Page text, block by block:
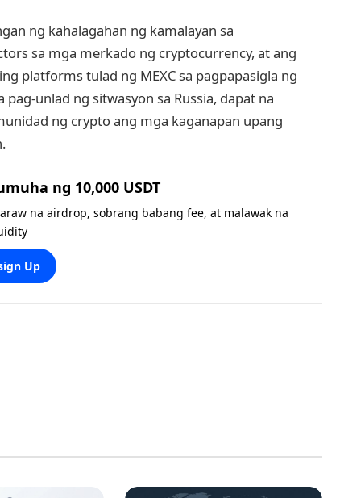
ng kahalagahan ng kamalayan sa
sa mga merkado ng cryptocurrency, at ang
platforms tulad ng MEXC sa pagpapasigla ng
unlad ng sitwasyon sa Russia, dapat na
ng crypto ang mga kaganapan upang
ng 10,000 USDT
na airdrop, sobrang babang fee, at malawak na
Up